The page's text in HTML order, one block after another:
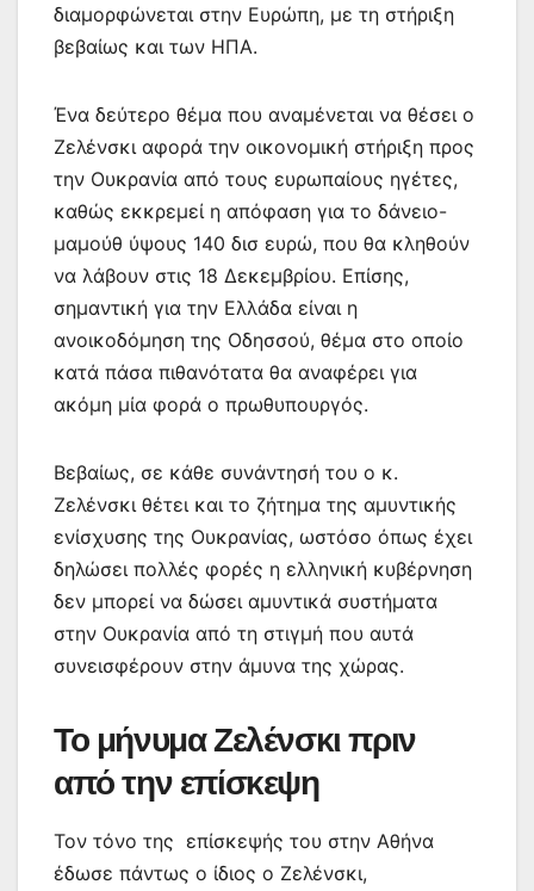
διαμορφώνεται στην Ευρώπη, με τη στήριξη
βεβαίως και των ΗΠΑ.
Ένα δεύτερο θέμα που αναμένεται να θέσει ο
Ζελένσκι αφορά την οικονομική στήριξη προς
την Ουκρανία από τους ευρωπαίους ηγέτες,
καθώς εκκρεμεί η απόφαση για το δάνειο-
μαμούθ ύψους 140 δισ ευρώ, που θα κληθούν
να λάβουν στις 18 Δεκεμβρίου. Επίσης,
σημαντική για την Ελλάδα είναι η
ανοικοδόμηση της Οδησσού, θέμα στο οποίο
κατά πάσα πιθανότατα θα αναφέρει για
ακόμη μία φορά ο πρωθυπουργός.
Βεβαίως, σε κάθε συνάντησή του ο κ.
Ζελένσκι θέτει και το ζήτημα της αμυντικής
ενίσχυσης της Ουκρανίας, ωστόσο όπως έχει
δηλώσει πολλές φορές η ελληνική κυβέρνηση
δεν μπορεί να δώσει αμυντικά συστήματα
στην Ουκρανία από τη στιγμή που αυτά
συνεισφέρουν στην άμυνα της χώρας.
Το μήνυμα Ζελένσκι πριν
από την επίσκεψη
Τον τόνο της επίσκεψής του στην Αθήνα
έδωσε πάντως ο ίδιος ο Ζελένσκι,